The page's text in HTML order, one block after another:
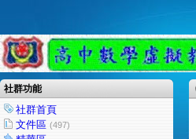
社群功能
社群首頁
文件區 (497)